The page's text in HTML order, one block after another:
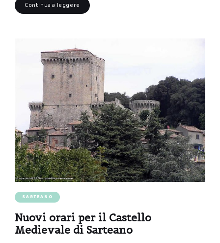
Continua a leggere
SARTEANO
Nuovi orari per il Castello
Medievale di Sarteano